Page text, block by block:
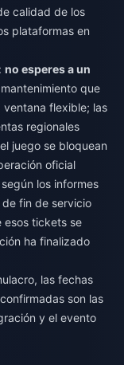
calidad de los
plataformas en
no esperes a un
que
ventana flexible; las
regionales
juego se bloquean
oficial
los informes
fin de servicio
esos tickets se
ha finalizado
las fechas
son las
y el evento